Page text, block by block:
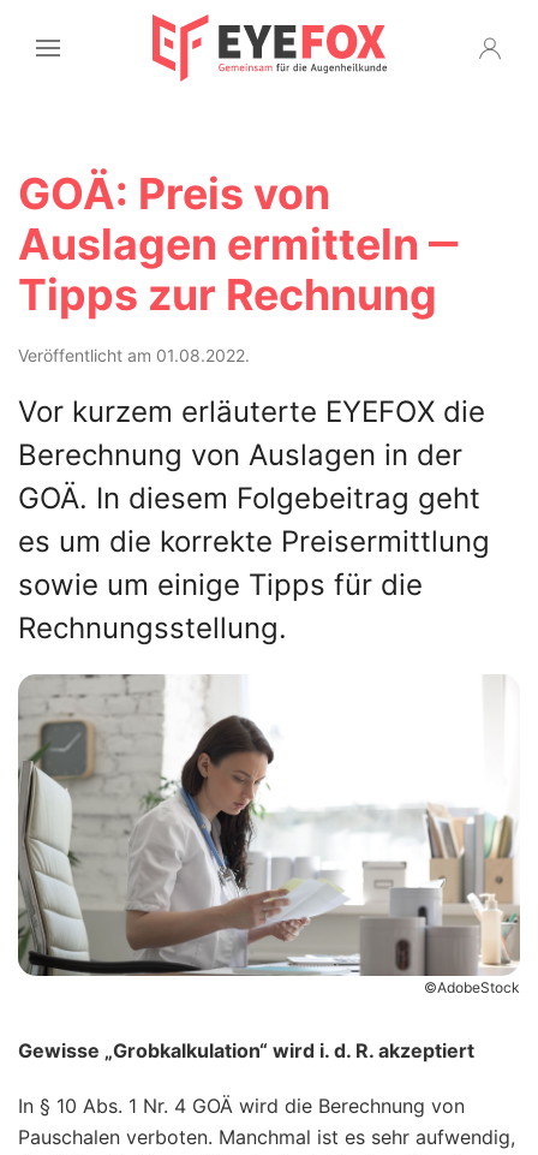
GOÄ: Preis von
Auslagen ermitteln ‒
Tipps zur Rechnung
Veröffentlicht am 01.08.2022.
Vor kurzem erläuterte EYEFOX die
Berechnung von Auslagen in der
GOÄ. In diesem Folgebeitrag geht
es um die korrekte Preisermittlung
sowie um einige Tipps für die
Rechnungsstellung.
©AdobeStock
Gewisse „Grobkalkulation“ wird i. d. R. akzeptiert
In § 10 Abs. 1 Nr. 4 GOÄ wird die Berechnung von
Pauschalen verboten. Manchmal ist es sehr aufwendig,